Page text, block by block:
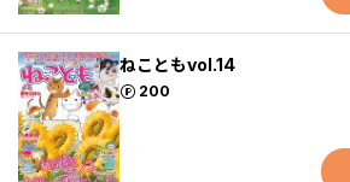
ねこともvol.14
200
ポイント